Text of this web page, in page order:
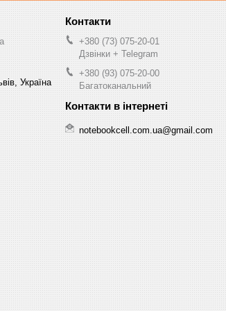
Україна
+380 (73) 075-20-01
Дзвінки + Telegram
+380 (93) 075-20-00
Багатоканальний
notebookcell.com.ua@gmail.com